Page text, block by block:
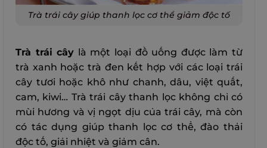
Trà trái cây giúp thanh lọc cơ thể giảm độc tố
Trà trái cây là một loại đồ uống được làm từ
trà xanh hoặc trà đen kết hợp với các loại trái
cây tươi hoặc khô như chanh, dâu, việt quất,
cam, kiwi… Trà trái cây thanh lọc không chỉ có
mùi hương và vị ngọt dịu của trái cây, mà còn
có tác dụng giúp thanh lọc cơ thể, đào thải
độc tố, giải nhiệt và giảm cân.